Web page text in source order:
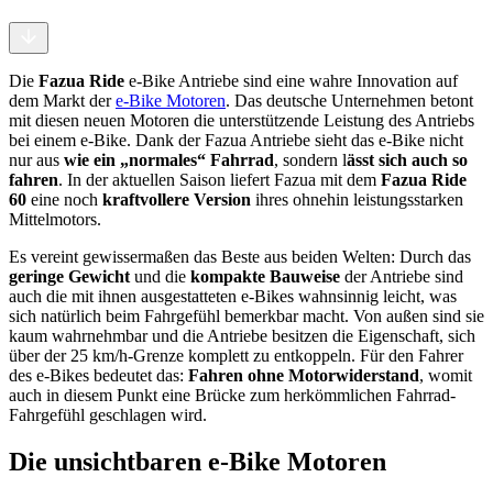
Die Fazua Ride e-Bike Antriebe sind eine wahre Innovation auf
dem Markt dere-Bike Motoren. Das deutsche Unternehmen betont
mit diesen neuen Motoren die unterstützende Leistung des Antriebs
bei einem e-Bike. Dank der Fazua Antriebe sieht das e-Bike nicht
nur aus wie ein „normales“ Fahrrad, sondern lässt sich auch so
fahren. In der aktuellen Saison liefert Fazua mit dem Fazua Ride
60 eine noch kraftvollere Version ihres ohnehin leistungsstarken
Mittelmotors.
Es vereint gewissermaßen das Beste aus beiden Welten: Durch das
geringe Gewicht und die kompakte Bauweise der Antriebe sind
auch die mit ihnen ausgestatteten e-Bikes wahnsinnig leicht, was
sich natürlich beim Fahrgefühl bemerkbar macht. Von außen sind sie
kaum wahrnehmbar und die Antriebe besitzen die Eigenschaft, sich
über der 25 km/h-Grenze komplett zu entkoppeln. Für den Fahrer
des e-Bikes bedeutet das: Fahren ohne Motorwiderstand, womit
auch in diesem Punkt eine Brücke zum herkömmlichen Fahrrad-
Fahrgefühl geschlagen wird.
Die unsichtbaren e-Bike Motoren